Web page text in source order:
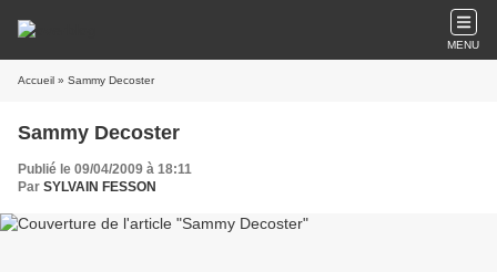
MENU
Accueil » Sammy Decoster
Sammy Decoster
Publié le 09/04/2009 à 18:11
Par SYLVAIN FESSON